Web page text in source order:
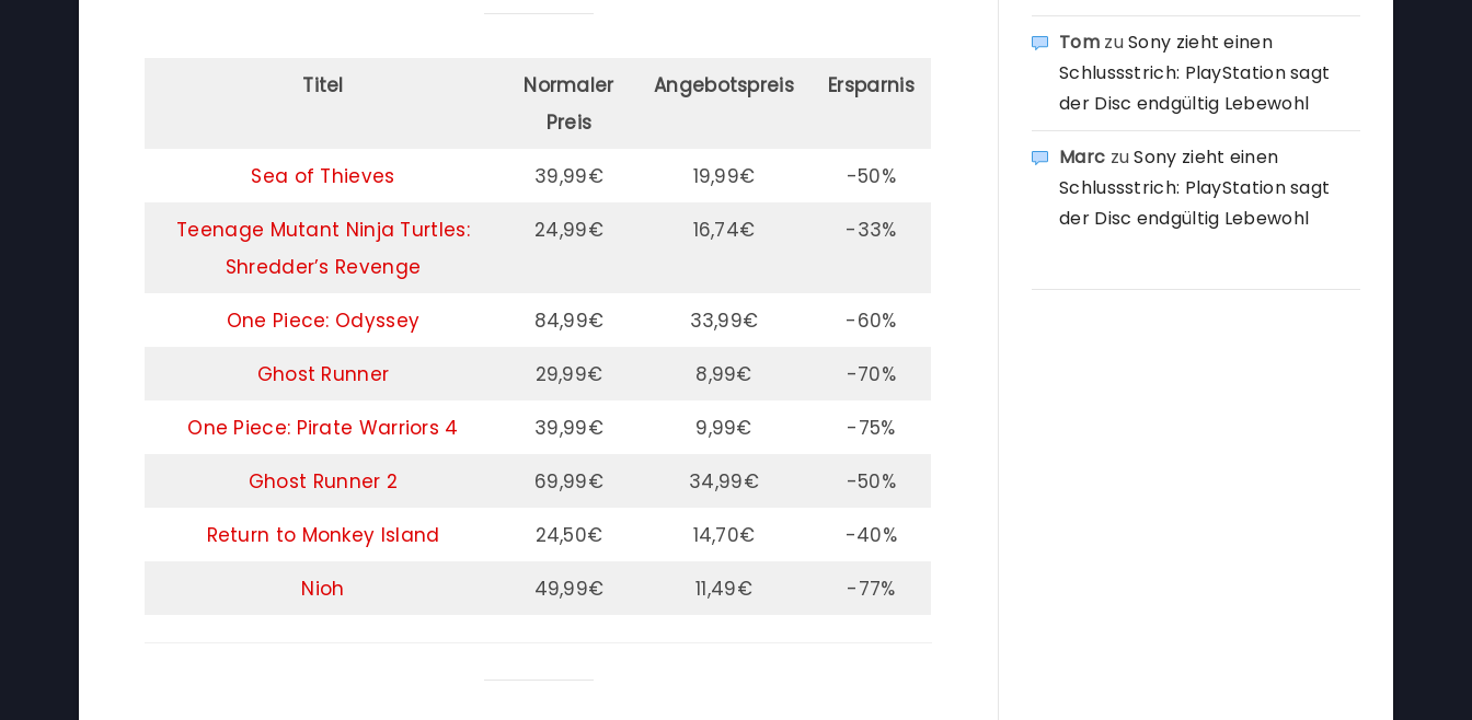
Titel
Normaler
Preis
Angebotspreis Ersparnis
Sea of Thieves 39,99€ 19,99€ -50%
Teenage Mutant Ninja Turtles:
Shredder’s Revenge
24,99€ 16,74€ -33%
One Piece: Odyssey 84,99€ 33,99€ -60%
Ghost Runner 29,99€ 8,99€ -70%
One Piece: Pirate Warriors 4 39,99€ 9,99€ -75%
Ghost Runner 2 69,99€ 34,99€ -50%
Return to Monkey Island 24,50€ 14,70€ -40%
Nioh 49,99€ 11,49€ -77%
TomzuSony zieht einen
Schlussstrich: PlayStation sagt
der Disc endgültig Lebewohl
Marc zuSony zieht einen
Schlussstrich: PlayStation sagt
der Disc endgültig Lebewohl